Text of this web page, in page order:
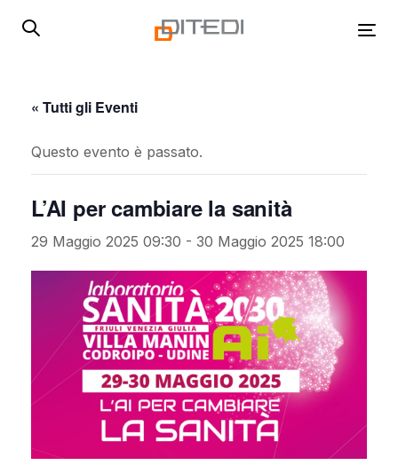
links
content
« Tutti gli Eventi
Questo evento è passato.
L’AI per cambiare la sanità
29 Maggio 2025 09:30 - 30 Maggio 2025 18:00